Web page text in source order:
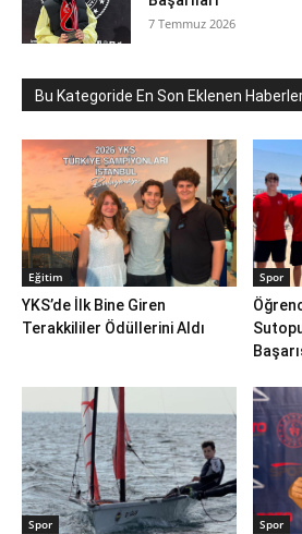
7 Temmuz 2026
Bu Kategoride En Son Eklenen
Eğitim
YKS’de İlk Bine Giren
Terakkililer Ödüllerini Aldı
Spor
Spor Spor